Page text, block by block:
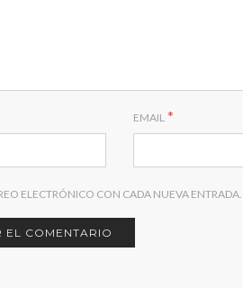
EMAIL *
ELECTRÓNICO CON CADA NUEVA ENTRADA.